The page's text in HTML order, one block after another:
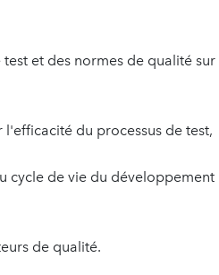
et des normes de qualité sur
du processus de test,
cycle de vie du développement
de qualité.